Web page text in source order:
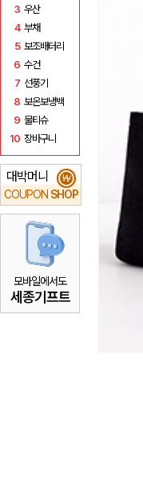
3 우산
4 부채
5 보조배터리
6 수건
7 선풍기
8 보온보냉백
9 물티슈
10 장바구니
대박머니
COUPON SHOP
₩
모바일에서도
세종기프트